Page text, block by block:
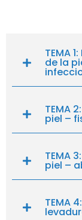
TEMA
de la
TEMA
piel –
TEMA
piel –
TEMA